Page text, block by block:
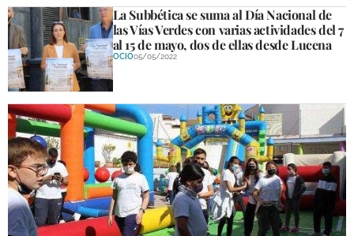
PROVINCIA
SUBBÉTICA HOY
SALUD
OBRAS
NECROLÓGICAS
GALERÍAS
La Subbética se suma al Día Nacional de
las Vías Verdes con varias actividades del 7
al 15 de mayo, dos de ellas desde Lucena
OCIO05/05/2022